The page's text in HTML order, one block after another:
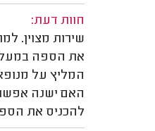
חוות דעת:
שירות מצוין.
את הספה
המליץ על
האם ישנה
להכניס את